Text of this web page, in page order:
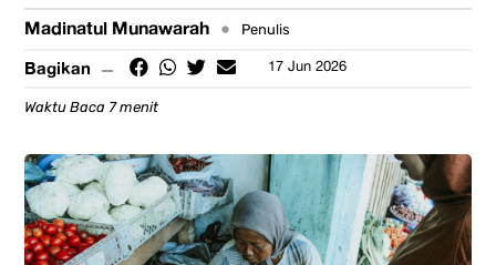
Madinatul Munawarah • Penulis
Bagikan 17 Jun 2026
Waktu Baca 7 menit